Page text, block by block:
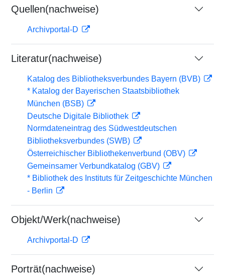
Quellen(nachweise)
Archivportal-D
Literatur(nachweise)
Katalog des Bibliotheksverbundes Bayern (BVB)
* Katalog der Bayerischen Staatsbibliothek
München (BSB)
Deutsche Digitale Bibliothek
Normdateneintrag des Südwestdeutschen
Bibliotheksverbundes (SWB)
Österreichischer Bibliothekenverbund (OBV)
Gemeinsamer Verbundkatalog (GBV)
* Bibliothek des Instituts für Zeitgeschichte München
- Berlin
Objekt/Werk(nachweise)
Archivportal-D
Porträt(nachweise)